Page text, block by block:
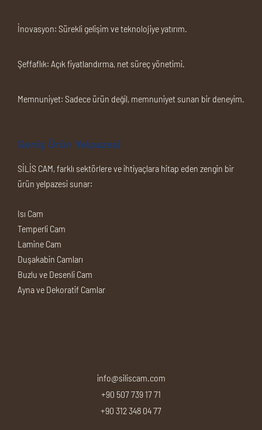
İnovasyon: Sürekli gelişim ve teknolojiye yatırım.
Şeffaflık: Açık fiyatlandırma, net süreç yönetimi.
Memnuniyet: Sadece ürün değil, memnuniyet sunan bir deneyim.
Geniş Ürün Yelpazesi
SİLİS CAM, farklı sektörlere ve ihtiyaçlara hitap eden zengin bir
ürün yelpazesi sunar:
Isı Cam
Temperli Cam
Lamine Cam
Duşakabin Camları
Buzlu ve Desenli Cam
Ayna ve Dekoratif Camlar
info@siliscam.com
+90 507 739 17 71
+90 312 348 04 77